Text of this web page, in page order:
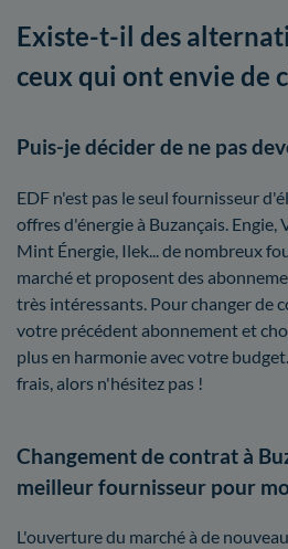
Existe-t-il des
ceux qui ont envie de
Puis-je décider de ne pas
EDF n'est pas le seul fournisseur
offres d'énergie à Buzançais. Engie,
Mint Énergie, Ilek... de nombreux
marché et proposent des
très intéressants. Pour changer de
votre précédent abonnement et
plus en harmonie avec votre
frais, alors n'hésitez pas !
Changement de contrat à
meilleur fournisseur pour
L'ouverture du marché à de